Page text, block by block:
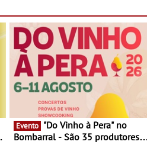
Evento
Bombarral - São 35 produtores,